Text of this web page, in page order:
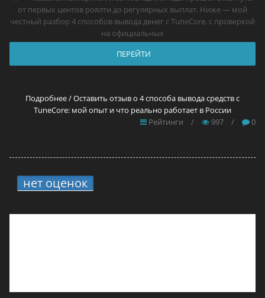
от первых центов роялти до регулярных выплат. Ниже — мой
честный разбор 4 способов вывода денег с TuneCore, с проверкой
на официальных
ПЕРЕЙТИ
Подробнее / Оставить отзыв о 4 способа вывода средств с
TuneCore: мой опыт и что реально работает в России
Рейтинги
/ 997 / 0
нет оценок